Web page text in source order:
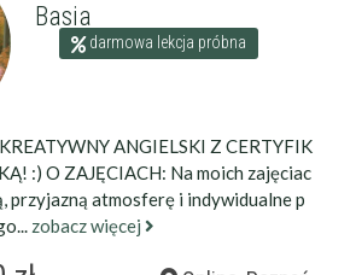
Basia
darmowa lekcja próbna
ANGIELSKI Z CERTYFIK
:) O ZAJĘCIACH: Na moich zajęciac
przyjazną atmosferę i indywidualne p
zobacz więcej